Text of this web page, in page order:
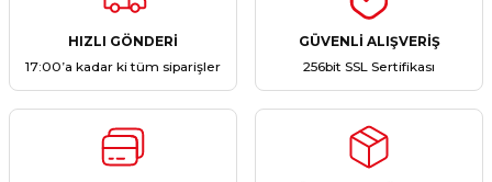
HIZLI GÖNDERİ
17:00’a kadar ki tüm siparişler
GÜVENLİ ALIŞVERİŞ
256bit SSL Sertifikası